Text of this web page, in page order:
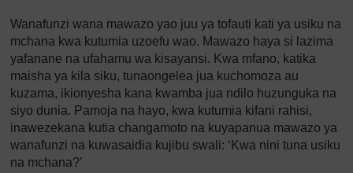
Wanafunzi wana mawazo yao juu ya tofauti kati ya usiku na
mchana kwa kutumia uzoefu wao. Mawazo haya si lazima
yafanane na ufahamu wa kisayansi. Kwa mfano, katika
maisha ya kila siku, tunaongelea jua kuchomoza au
kuzama, ikionyesha kana kwamba jua ndilo huzunguka na
siyo dunia. Pamoja na hayo, kwa kutumia kifani rahisi,
inawezekana kutia changamoto na kuyapanua mawazo ya
wanafunzi na kuwasaidia kujibu swali: ‘Kwa nini tuna usiku
na mchana?’